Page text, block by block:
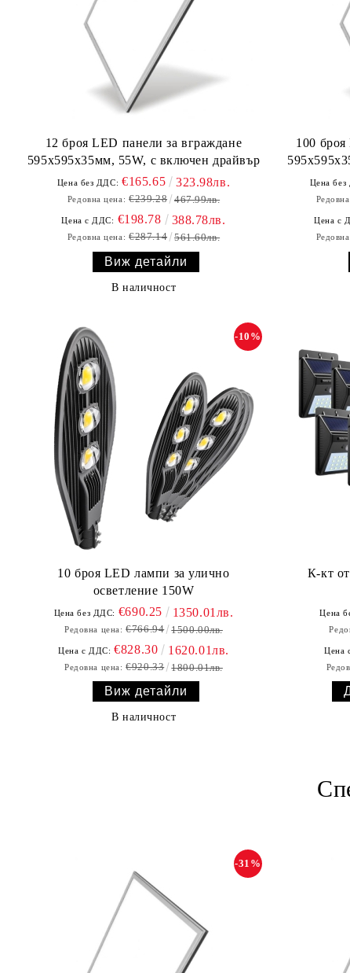
12 броя LED панели за вграждане
595х595х35мм, 55W, с включен драйвър
Цена без ДДС: €165.65 323.98лв.
Редовна цена: €239.28 467.99лв.
Цена с ДДС: €198.78 388.78лв.
Редовна цена: €287.14 561.60лв.
Виж детайли
В наличност
100
Цена
Цена с
10 броя LED лампи за улично
осветление 150W
-10%
Цена без ДДС: €690.25 1350.01лв.
Редовна цена: €766.94 1500.00лв.
Цена с ДДС: €828.30 1620.01лв.
Редовна цена: €920.33 1800.01лв.
Виж детайли
В наличност
К-кт
Цена
Цена
-31%